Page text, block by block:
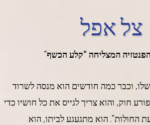
צל אפל
“המצליחה “קלע הכשף
וכבר כמה חודשים הוא מנסה לשרוד
בן 16, הוא פורע חוק, והוא צריך לגייס את כל חושיו כדי
החולות”. הוא מתגעגע לביתו, הוא